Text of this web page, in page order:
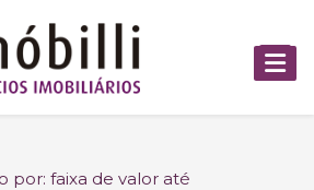
por: faixa de valor até